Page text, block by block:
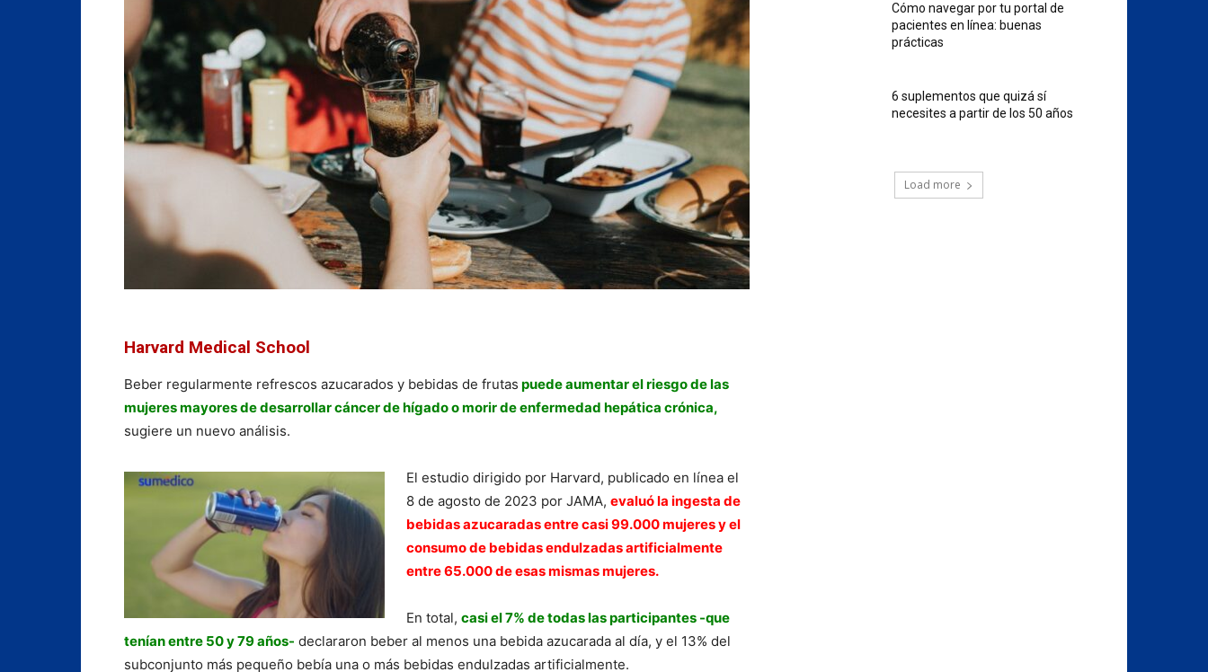
Harvard Medical School
Beber regularmente refrescos azucarados y bebidas de frutas puede aumentar el riesgo de las
mujeres mayores de desarrollar cáncer de hígado o morir de enfermedad hepática crónica,
sugiere un nuevo análisis.
El estudio dirigido por Harvard, publicado en línea el
8 de agosto de 2023 por JAMA, evaluó la ingesta de
bebidas azucaradas entre casi 99.000 mujeres y el
consumo de bebidas endulzadas artificialmente
entre 65.000 de esas mismas mujeres.
En total, casi el 7% de todas las participantes -que
tenían entre 50 y 79 años- declararon beber al menos una bebida azucarada al día, y el 13% del
subconjunto más pequeño bebía una o más bebidas endulzadas artificialmente.
Cómo navegar por tu portal de
pacientes en línea: buenas
prácticas
6 suplementos que quizá sí
necesites a partir de los 50 años
Load more